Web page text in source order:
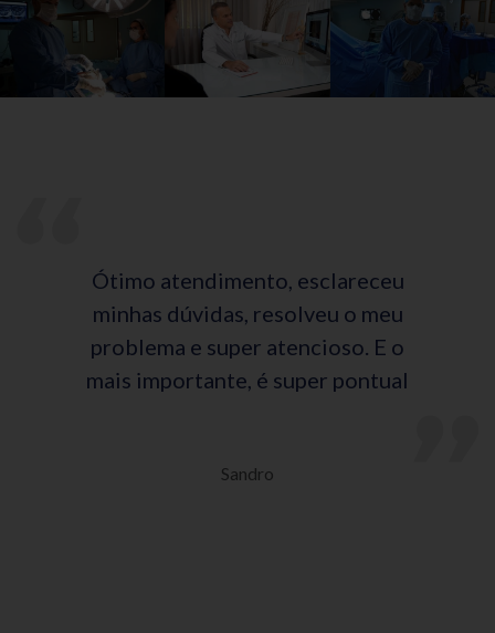
Ótimo atendimento, esclareceu
minhas dúvidas, resolveu o meu
problema e super atencioso. E o
mais importante, é super pontual
Sandro